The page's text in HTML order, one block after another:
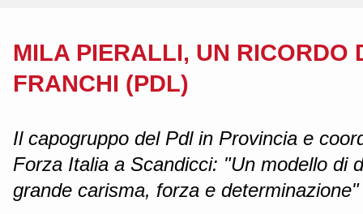
MILA PIERALLI, UN RICORDO
FRANCHI (PDL)
Il capogruppo del Pdl in Provincia e
Forza Italia a Scandicci: "Un modello di
grande carisma, forza e determinazione"